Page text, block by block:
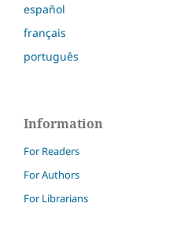
español
français
português
Information
For Readers
For Authors
For Librarians